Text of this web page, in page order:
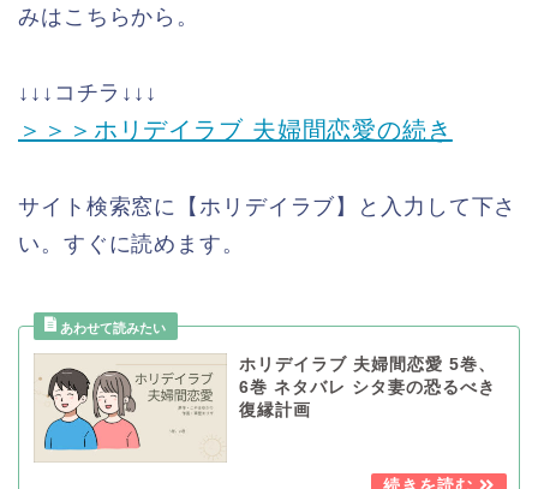
みはこちらから。
↓↓↓コチラ↓↓↓
＞＞＞ホリデイラブ 夫婦間恋愛の続き
サイト検索窓に【ホリデイラブ】と入力して下さ
い。すぐに読めます。
ホリデイラブ 夫婦間恋愛 5巻、
6巻 ネタバレ シタ妻の恐るべき
復縁計画